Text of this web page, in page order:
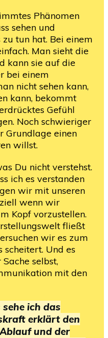
Phänomen
sehen und
tun hat. Bei einem
Man sieht die
kann sie auf die
bei einem
nicht sehen kann,
kann, bekommt
Gefühl
Noch schwieriger
Grundlage einen
willst.
Du nicht verstehst.
ich es verstanden
wir mit unseren
wenn wir
Kopf vorzustellen.
fließt
wir es zum
scheitert. Und es
selbst,
mit den
ich das
erklärt den
und der